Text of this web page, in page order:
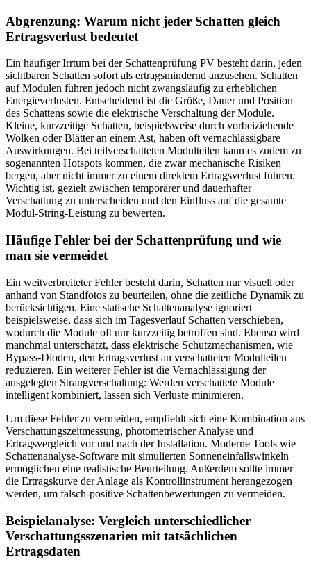
Abgrenzung: Warum nicht jeder Schatten gleich
Ertragsverlust bedeutet
Ein häufiger Irrtum bei der Schattenprüfung PV besteht darin, jeden
sichtbaren Schatten sofort als ertragsmindernd anzusehen. Schatten
auf Modulen führen jedoch nicht zwangsläufig zu erheblichen
Energieverlusten. Entscheidend ist die Größe, Dauer und Position
des Schattens sowie die elektrische Verschaltung der Module.
Kleine, kurzzeitige Schatten, beispielsweise durch vorbeiziehende
Wolken oder Blätter an einem Ast, haben oft vernachlässigbare
Auswirkungen. Bei teilverschatteten Modulteilen kann es zudem zu
sogenannten Hotspots kommen, die zwar mechanische Risiken
bergen, aber nicht immer zu einem direktem Ertragsverlust führen.
Wichtig ist, gezielt zwischen temporärer und dauerhafter
Verschattung zu unterscheiden und den Einfluss auf die gesamte
Modul-String-Leistung zu bewerten.
Häufige Fehler bei der Schattenprüfung und wie
man sie vermeidet
Ein weitverbreiteter Fehler besteht darin, Schatten nur visuell oder
anhand von Standfotos zu beurteilen, ohne die zeitliche Dynamik zu
berücksichtigen. Eine statische Schattenanalyse ignoriert
beispielsweise, dass sich im Tagesverlauf Schatten verschieben,
wodurch die Module oft nur kurzzeitig betroffen sind. Ebenso wird
manchmal unterschätzt, dass elektrische Schutzmechanismen, wie
Bypass-Dioden, den Ertragsverlust an verschatteten Modulteilen
reduzieren. Ein weiterer Fehler ist die Vernachlässigung der
ausgelegten Strangverschaltung: Werden verschattete Module
intelligent kombiniert, lassen sich Verluste minimieren.
Um diese Fehler zu vermeiden, empfiehlt sich eine Kombination aus
Verschattungszeitmessung, photometrischer Analyse und
Ertragsvergleich vor und nach der Installation. Moderne Tools wie
Schattenanalyse-Software mit simulierten Sonneneinfallswinkeln
ermöglichen eine realistische Beurteilung. Außerdem sollte immer
die Ertragskurve der Anlage als Kontrollinstrument herangezogen
werden, um falsch-positive Schattenbewertungen zu vermeiden.
Beispielanalyse: Vergleich unterschiedlicher
Verschattungsszenarien mit tatsächlichen
Ertragsdaten